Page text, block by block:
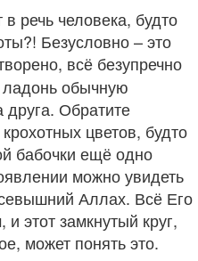
речь человека, будто
Безусловно – это
всё безупречно
обычную
Обратите
цветов, будто
бабочки ещё одно
можно увидеть
Аллах. Всё Его
этот замкнутый круг,
может понять это.